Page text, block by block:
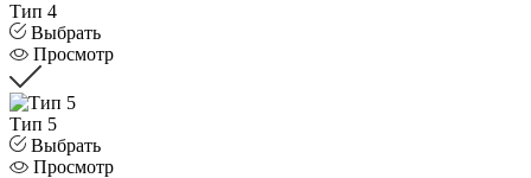
Тип 4
Выбрать
Просмотр
Тип 5
Выбрать
Просмотр